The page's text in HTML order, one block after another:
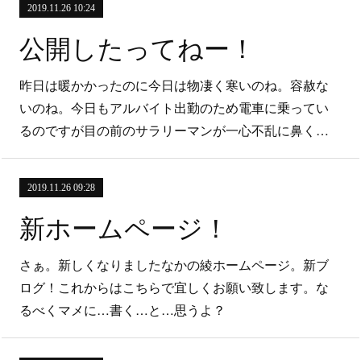
2019.11.26 10:24
公開したってねー！
昨日は暖かかったのに今日は物凄く寒いのね。容赦な
いのね。今日もアルバイト出勤のため電車に乗ってい
るのですが目の前のサラリーマンが一心不乱に鼻く…
2019.11.26 09:28
新ホームページ！
さぁ。新しくなりましたなかの綾ホームページ。新ブ
ログ！これからはこちらで宜しくお願い致します。な
るべくマメに…書く…と…思うよ？